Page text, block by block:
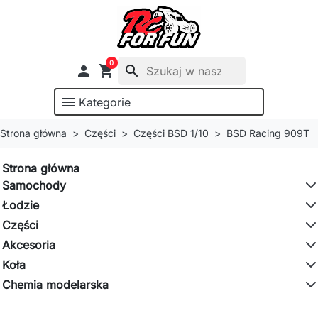
 shopping_cart
0
search
menu Kategorie
Strona główna Części Części BSD 1/10 BSD Racing 909T
Strona główna
Samochody
Łodzie
Części
Akcesoria
Koła
Chemia modelarska